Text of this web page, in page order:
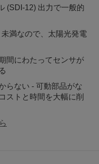
(SDI-12) 出力で一般的
満なので、太陽光発電
間にわたってセンサが
らない - 可動部品がな
ストと時間を大幅に削